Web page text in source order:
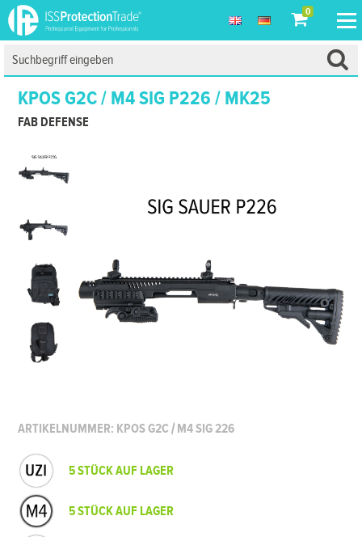
0
KPOS G2C / M4 SIG P226 / MK25
FAB DEFENSE
ARTIKELNUMMER: KPOS G2C / M4 SIG 226
5 STÜCK AUF LAGER
5 STÜCK AUF LAGER